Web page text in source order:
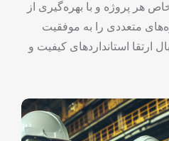
هر پروژه و با بهره‌گیری از
متعددی را به موفقیت
ارتقا استانداردهای کیفیت و